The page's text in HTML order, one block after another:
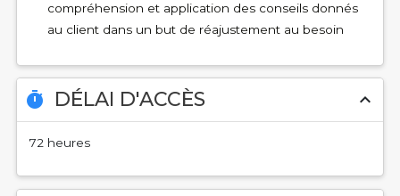
compréhension et application des conseils donnés
au client dans un but de réajustement au besoin
timer DÉLAI D'ACCÈS expand_less
72 heures